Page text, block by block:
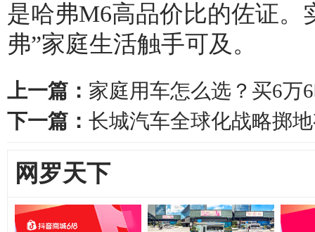
是哈弗M6高品价比的佐证。
弗”家庭生活触手可及。
上一篇： 家庭用车怎么选？买6万
下一篇： 长城汽车全球化战略掷
网罗天下